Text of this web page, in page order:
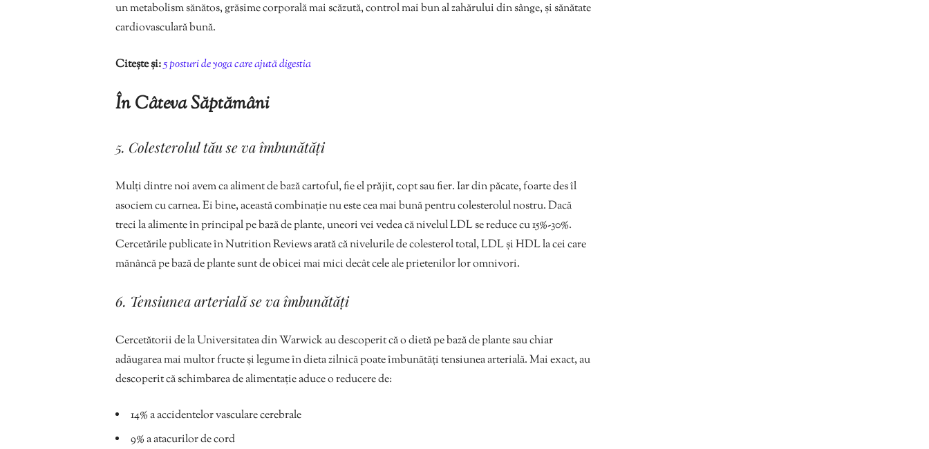
un metabolism sănătos, grăsime corporală mai scăzută, control mai bun al zahărului din sânge, și sănătate
cardiovasculară bună.
Citește și:5 posturi de yoga care ajută digestia
În Câteva Săptămâni
5. Colesterolul tău se va îmbunătăți
Mulți dintre noi avem ca aliment de bază cartoful, fie el prăjit, copt sau fier. Iar din păcate, foarte des îl
asociem cu carnea. Ei bine, această combinație nu este cea mai bună pentru colesterolul nostru. Dacă
treci la alimente în principal pe bază de plante, uneori vei vedea că nivelul LDL se reduce cu 15%-30%.
Cercetările publicate în Nutrition Reviews arată că nivelurile de colesterol total, LDL și HDL la cei care
mănâncă pe bază de plante sunt de obicei mai mici decât cele ale prietenilor lor omnivori.
6. Tensiunea arterială se va îmbunătăți
Cercetătorii de la Universitatea din Warwick au descoperit că o dietă pe bază de plante sau chiar
adăugarea mai multor fructe și legume în dieta zilnică poate îmbunătăți tensiunea arterială. Mai exact, au
descoperit că schimbarea de alimentație aduce o reducere de:
14% a accidentelor vasculare cerebrale
9% a atacurilor de cord